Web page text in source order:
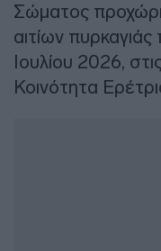
Σώματος
αιτίων
Ιουλίου 2026,
Κοινότητα